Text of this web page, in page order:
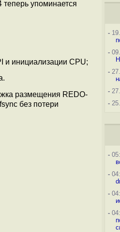
упоминается
и инициализации CPU;
размещения REDO-
без потери
-
-
-
-
-
-
-
-
-